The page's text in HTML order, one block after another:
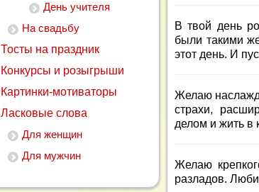
День учителя
На свадьбу
Тосты на праздник
Конкурсы и розыгрыши
Картинки-мотиваторы
Ласковые слова
Для женщин
Для мужчин
В твой день
были такими
этот день. И
Желаю
страхи,
делом и жить в
Желаю
разладов.